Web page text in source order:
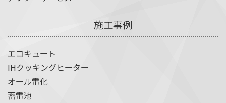
施工事例
エコキュート
IHクッキングヒーター
オール電化
蓄電池